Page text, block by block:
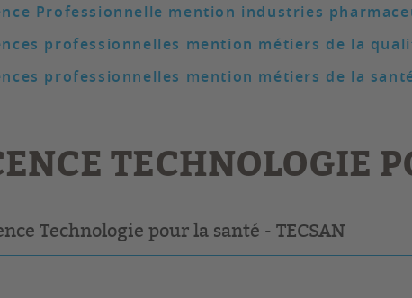
Professionnelle mention industries
professionnelles mention métiers de la
professionnelles mention métiers de la
TECHNOLOGIE
Technologie pour la santé - TECSAN